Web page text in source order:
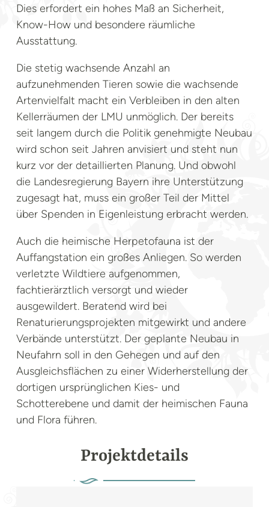
Dies erfordert ein hohes Maß an Sicherheit,
Know-How und besondere räumliche
Ausstattung.
Die stetig wachsende Anzahl an
aufzunehmenden Tieren sowie die wachsende
Artenvielfalt macht ein Verbleiben in den alten
Kellerräumen der LMU unmöglich. Der bereits
seit langem durch die Politik genehmigte Neubau
wird schon seit Jahren anvisiert und steht nun
kurz vor der detaillierten Planung. Und obwohl
die Landesregierung Bayern ihre Unterstützung
zugesagt hat, muss ein großer Teil der Mittel
über Spenden in Eigenleistung erbracht werden.
Auch die heimische Herpetofauna ist der
Auffangstation ein großes Anliegen. So werden
verletzte Wildtiere aufgenommen,
fachtierärztlich versorgt und wieder
ausgewildert. Beratend wird bei
Renaturierungsprojekten mitgewirkt und andere
Verbände unterstützt. Der geplante Neubau in
Neufahrn soll in den Gehegen und auf den
Ausgleichsflächen zu einer Widerherstellung der
dortigen ursprünglichen Kies- und
Schotterebene und damit der heimischen Fauna
und Flora führen.
Projektdetails